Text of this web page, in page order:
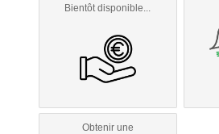
Bientôt disponible...
Obtenir une